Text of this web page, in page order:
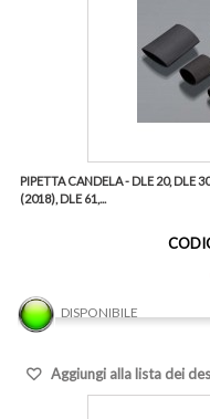
PIPETTA CANDELA - DLE 20, DLE
(2018), DLE 61,...
DISPONIBILE
Aggiungi alla lista dei